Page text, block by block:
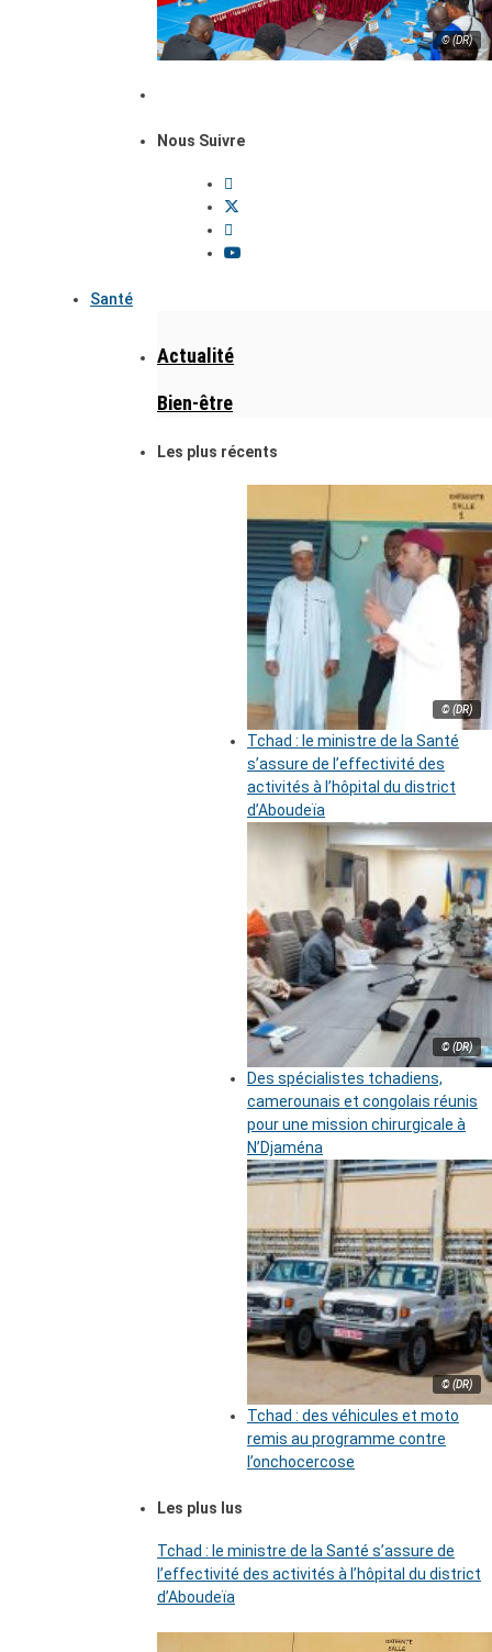
© (DR)
Nous Suivre
Santé
Actualité
Bien-être
Les plus récents
© (DR)
Tchad : le ministre de la Santé
s’assure de l’effectivité des
activités à l’hôpital du district
d’Aboudeïa
© (DR)
Des spécialistes tchadiens,
camerounais et congolais réunis
pour une mission chirurgicale à
N’Djaména
© (DR)
Tchad : des véhicules et moto
remis au programme contre
l’onchocercose
Les plus lus
Tchad : le ministre de la Santé s’assure de
l’effectivité des activités à l’hôpital du district
d’Aboudeïa